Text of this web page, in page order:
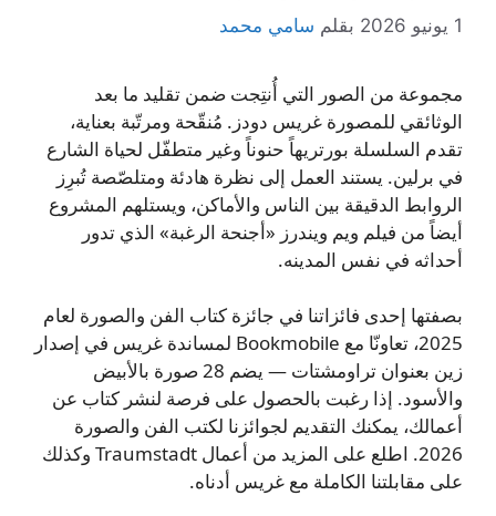
1 يونيو 2026 بقلم سامي محمد
مجموعة من الصور التي أُنتِجت ضمن تقليد ما بعد
الوثائقي للمصورة غريس دودز. مُنقّحة ومرتّبة بعناية،
تقدم السلسلة بورتريهاً حنوناً وغير متطفّل لحياة الشارع
في برلين. يستند العمل إلى نظرة هادئة ومتلصّصة تُبرِز
الروابط الدقيقة بين الناس والأماكن، ويستلهم المشروع
أيضاً من فيلم ويم ويندرز «أجنحة الرغبة» الذي تدور
أحداثه في نفس المدينه.
بصفتها إحدى فائزاتنا في جائزة كتاب الفن والصورة لعام
2025، تعاونّا مع Bookmobile لمساندة غريس في إصدار
زين بعنوان تراومشتات — يضم 28 صورة بالأبيض
والأسود. إذا رغبت بالحصول على فرصة لنشر كتاب عن
أعمالك، يمكنك التقديم لجوائزنا لكتب الفن والصورة
2026. اطلع على المزيد من أعمال Traumstadt وكذلك
على مقابلتنا الكاملة مع غريس أدناه.